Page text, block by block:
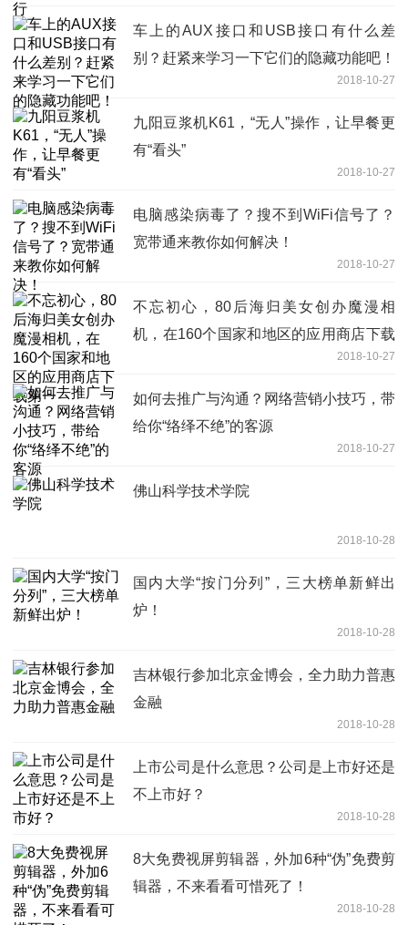
车上的AUX接口和USB接口有什么差
别？赶紧来学习一下它们的隐藏功能吧！
2018-10-27
九阳豆浆机K61，“无人”操作，让早餐更
有“看头”
2018-10-27
电脑感染病毒了？搜不到WiFi信号了？
宽带通来教你如何解决！
2018-10-27
不忘初心，80后海归美女创办魔漫相
机，在160个国家和地区的应用商店下载
2018-10-27
如何去推广与沟通？网络营销小技巧，带
给你“络绎不绝”的客源
2018-10-27
佛山科学技术学院
2018-10-28
国内大学“按门分列”，三大榜单新鲜出
炉！
2018-10-28
吉林银行参加北京金博会，全力助力普惠
金融
2018-10-28
上市公司是什么意思？公司是上市好还是
不上市好？
2018-10-28
8大免费视屏剪辑器，外加6种“伪”免费剪
辑器，不来看看可惜死了！
2018-10-28